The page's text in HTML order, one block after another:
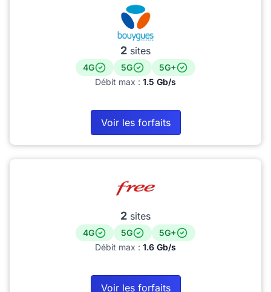
2 sites
4G 5G
5G+
Débit max : 1.5 Gb/s
Voir les forfaits
2 sites
4G 5G
5G+
Débit max : 1.6 Gb/s
Voir les forfaits